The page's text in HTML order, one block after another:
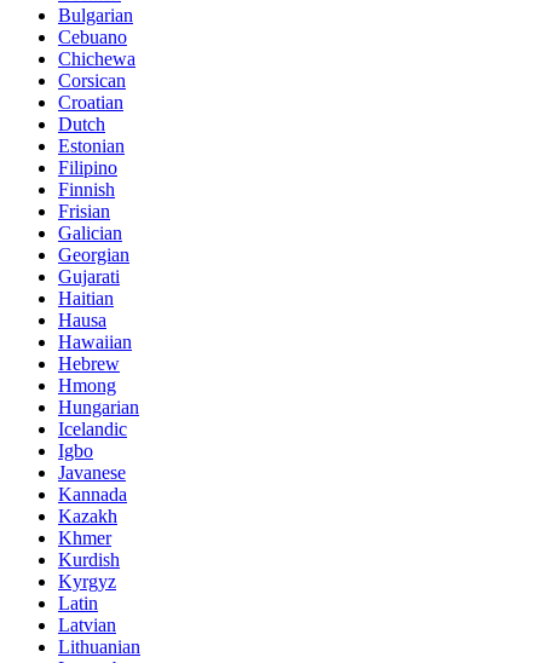
Bulgarian
Cebuano
Chichewa
Corsican
Croatian
Dutch
Estonian
Filipino
Finnish
Frisian
Galician
Georgian
Gujarati
Haitian
Hausa
Hawaiian
Hebrew
Hmong
Hungarian
Icelandic
Igbo
Javanese
Kannada
Kazakh
Khmer
Kurdish
Kyrgyz
Latin
Latvian
Lithuanian